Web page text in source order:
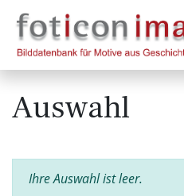
Auswahl
Ihre Auswahl ist leer.